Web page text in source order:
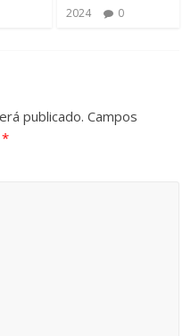
2024
0
publicado. Campos
*